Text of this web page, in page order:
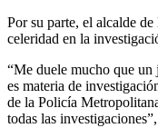
Por su parte, el alcalde
celeridad en la
“Me duele mucho que un
es materia de
de la Policía
todas las